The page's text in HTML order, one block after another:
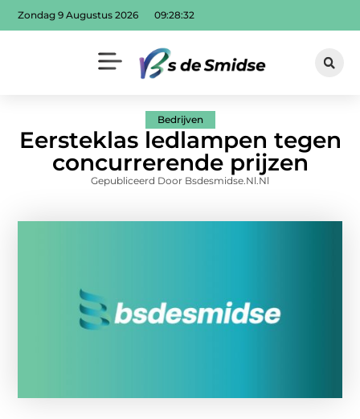
Zondag 9 Augustus 2026 09:28:34
Bedrijven
Eersteklas ledlampen tegen
concurrerende prijzen
Gepubliceerd Door Bsdesmidse.nl.nl